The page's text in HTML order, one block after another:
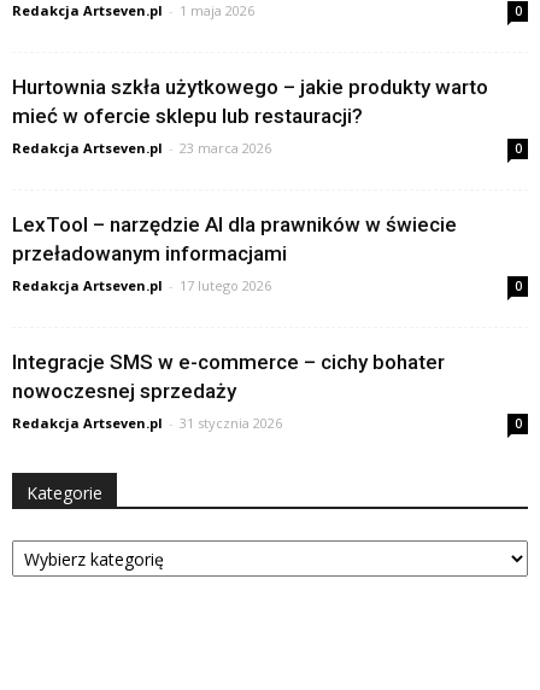
Redakcja Artseven.pl - 1 maja 2026 0
Hurtownia szkła użytkowego – jakie produkty warto
mieć w ofercie sklepu lub restauracji?
Redakcja Artseven.pl - 23 marca 2026 0
LexTool – narzędzie AI dla prawników w świecie
przeładowanym informacjami
Redakcja Artseven.pl - 17 lutego 2026 0
Integracje SMS w e-commerce – cichy bohater
nowoczesnej sprzedaży
Redakcja Artseven.pl - 31 stycznia 2026 0
Kategorie
Kategorie